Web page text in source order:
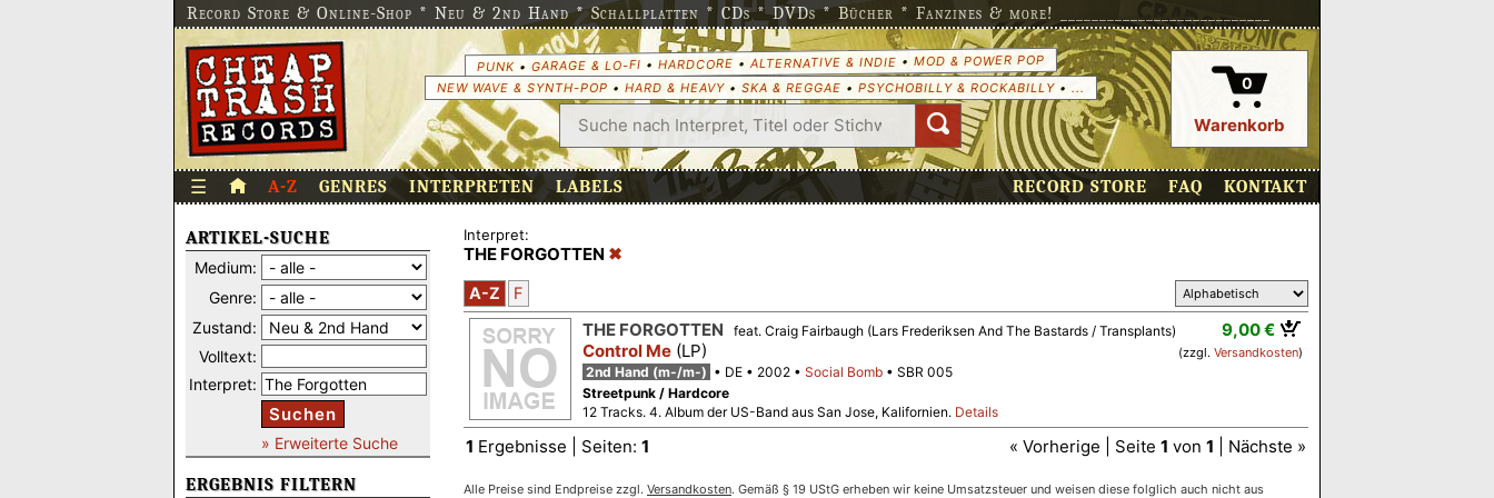
Record Store & Online-Shop * Neu & 2nd Hand * Schallplatten * CDs * DVDs * Bücher * Fanzines & more! ___________________________
PUNK• GARAGE & LO-FI • HARDCORE • ALTERNATIVE & INDIE • MOD & POWER POP
NEW WAVE & SYNTH-POP • HARD & HEAVY• SKA & REGGAE • PSYCHOBILLY & ROCKABILLY• ... 0
Warenkorb
☰ A-Z GENRES INTERPRETEN LABELS RECORD STORE FAQ KONTAKT
ARTIKEL-SUCHE
Medium:
Genre:
Zustand:
Volltext:
Interpret:
Suchen
» Erweiterte Suche
ERGEBNIS FILTERN
Interpret:
THE FORGOTTEN
A-Z F
9,00 €
(zzgl. Versandkosten)
THE FORGOTTEN feat. Craig Fairbaugh (Lars Frederiksen And The Bastards / Transplants)
Control Me (LP)
2nd Hand (m-/m-) DE 2002 Social Bomb
SBR 005
Streetpunk / Hardcore
12 Tracks. 4. Album der US-Band aus San Jose, Kalifornien. Details
1 Ergebnisse | Seiten: 1 « Vorherige | Seite 1 von 1 | Nächste »
Alle Preise sind Endpreise zzgl. Versandkosten. Gemäß § 19 UStG erheben wir keine Umsatzsteuer und weisen diese folglich auch nicht aus